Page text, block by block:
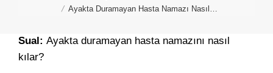
Ayakta Duramayan Hasta Namazı Nasıl…
Sual: Ayakta duramayan hasta namazını nasıl
kılar?